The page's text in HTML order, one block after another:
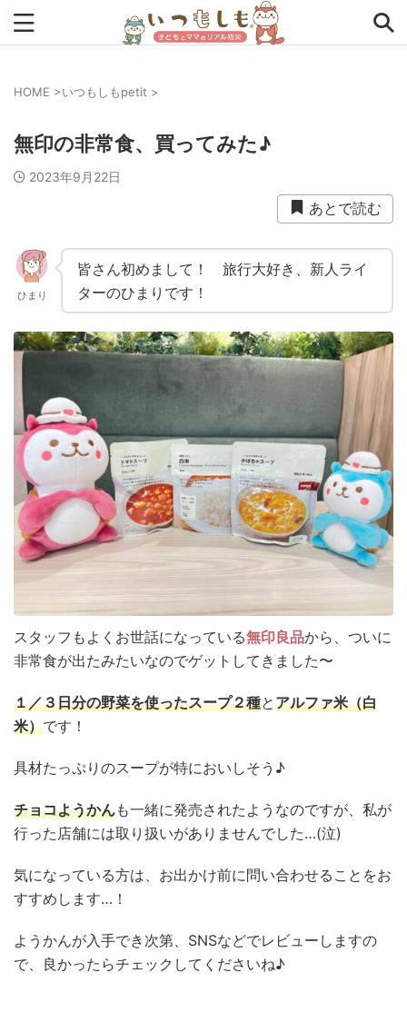
0次の備え 1次の備え 2次の備え
アプリ インタビュー
ローリングストック 事前対策 住まい
停電 備蓄 収納 台風
夏 外出中 外出先 小学生 幼児 座談会
生理 発災直後
衛生用品 赤ちゃん 避難前
避難所 野菜 防災おでかけ 防災グッズ
防災ポーチ 防災学習 非常持出袋 非常食
食事
HOME >いつもしもpetit >
無印の非常食、買ってみた♪
2023年9月22日
あとで読む
ひまり
皆さん初めまして！ 旅行大好き、新人ライ
ターのひまりです！
スタッフもよくお世話になっている無印良品から、ついに
非常食が出たみたいなのでゲットしてきました〜
１／３日分の野菜を使ったスープ２種とアルファ米（白
米）です！
具材たっぷりのスープが特においしそう♪
チョコようかんも一緒に発売されたようなのですが、私が
行った店舗には取り扱いがありませんでした…(泣)
気になっている方は、お出かけ前に問い合わせることをお
すすめします…！
ようかんが入手でき次第、SNSなどでレビューしますの
で、良かったらチェックしてくださいね♪